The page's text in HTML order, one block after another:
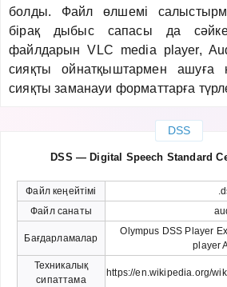
болды. Файл өлшемі
бірақ дыбыс сапасы да
файлдарын VLC media player,
сияқты ойнатқыштармен ашуға
сияқты заманауи форматтарға
DSS
DSS — Digital Speech Standard
Файл кеңейтімі
Файл санаты
Бағдарламалар
Olympus DSS Player
player
Техникалық
сипаттама
https://en.wikipedia.org/